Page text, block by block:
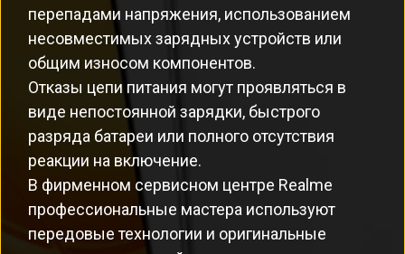
перепадами напряжения, использованием
несовместимых зарядных устройств или
общим износом компонентов.
Отказы цепи питания могут проявляться в
виде непостоянной зарядки, быстрого
разряда батареи или полного отсутствия
реакции на включение.
В фирменном сервисном центре Realme
профессиональные мастера используют
передовые технологии и оригинальные